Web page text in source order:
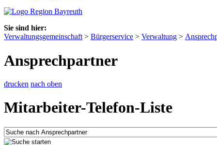
Sie sind hier:
Verwaltungsgemeinschaft > Bürgerservice > Verwaltung >
Ansprechpartner
drucken nach oben
Mitarbeiter-Telefon-Liste